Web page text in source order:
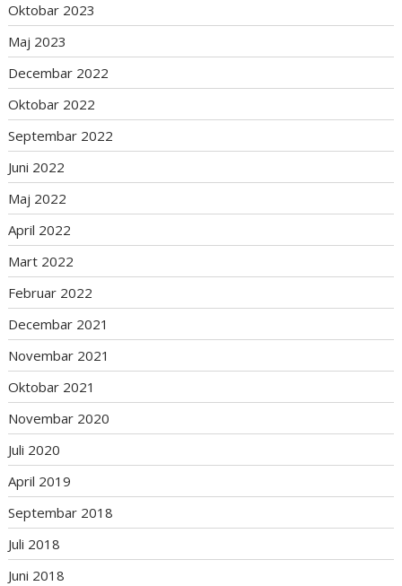
Oktobar 2023
Maj 2023
Decembar 2022
Oktobar 2022
Septembar 2022
Juni 2022
Maj 2022
April 2022
Mart 2022
Februar 2022
Decembar 2021
Novembar 2021
Oktobar 2021
Novembar 2020
Juli 2020
April 2019
Septembar 2018
Juli 2018
Juni 2018